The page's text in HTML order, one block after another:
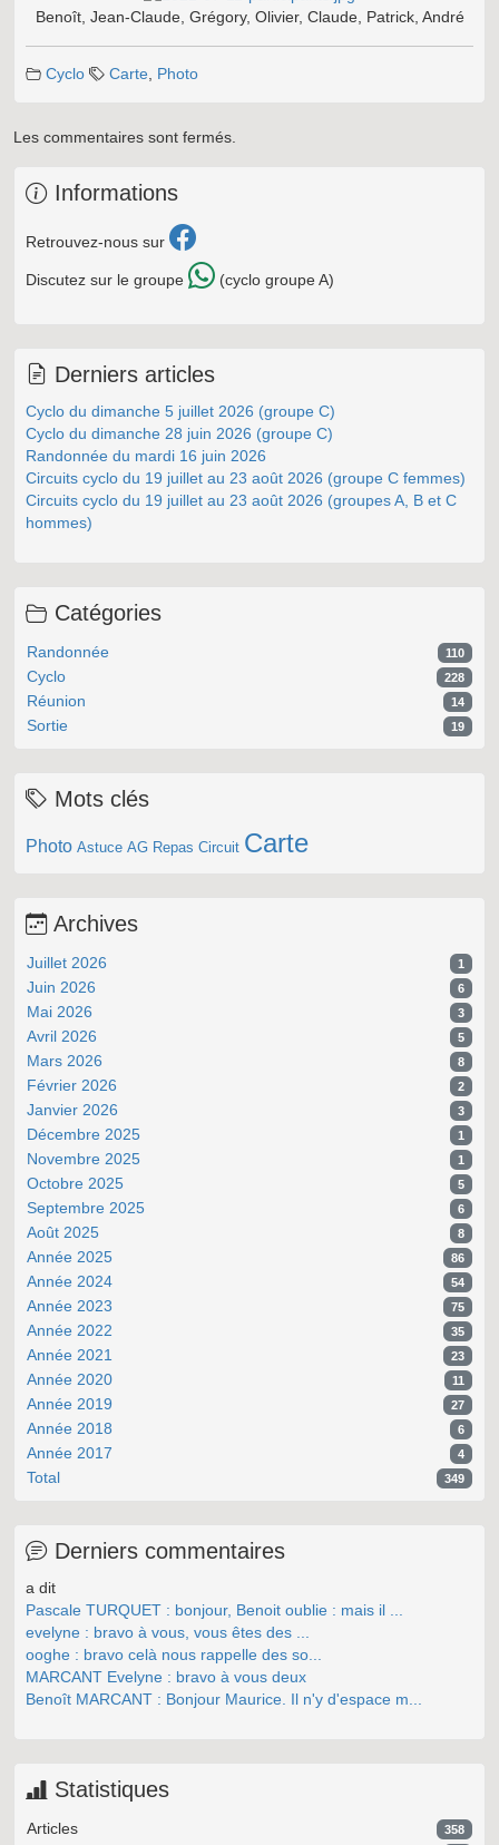
Benoît, Jean-Claude, Grégory, Olivier, Claude, Patrick, André
Cyclo Carte, Photo
Les commentaires sont fermés.
Informations
Retrouvez-nous sur
Discutez sur le groupe (cyclo groupe A)
Derniers articles
Cyclo du dimanche 5 juillet 2026 (groupe C)
Cyclo du dimanche 28 juin 2026 (groupe C)
Randonnée du mardi 16 juin 2026
Circuits cyclo du 19 juillet au 23 août 2026 (groupe C femmes)
Circuits cyclo du 19 juillet au 23 août 2026 (groupes A, B et C
hommes)
Catégories
Randonnée 110
Cyclo 228
Réunion 14
Sortie 19
Mots clés
Photo Astuce AG Repas Circuit Carte
Archives
Juillet 2026 1
Juin 2026 6
Mai 2026 3
Avril 2026 5
Mars 2026 8
Février 2026 2
Janvier 2026 3
Décembre 2025 1
Novembre 2025 1
Octobre 2025 5
Septembre 2025 6
Août 2025 8
Année 2025 86
Année 2024 54
Année 2023 75
Année 2022 35
Année 2021 23
Année 2020 11
Année 2019 27
Année 2018 6
Année 2017 4
Total 349
Derniers commentaires
a dit
Pascale TURQUET : bonjour, Benoit oublie : mais il ...
evelyne : bravo à vous, vous êtes des ...
ooghe : bravo celà nous rappelle des so...
MARCANT Evelyne : bravo à vous deux
Benoît MARCANT : Bonjour Maurice. Il n'y d'espace m...
Statistiques
Articles 358